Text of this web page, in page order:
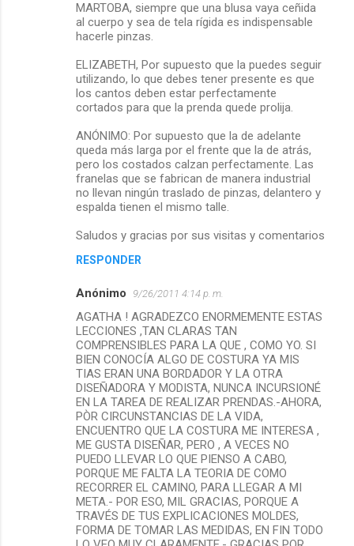
MARTOBA, siempre que una blusa vaya ceñida
al cuerpo y sea de tela rígida es indispensable
hacerle pinzas.
ELIZABETH, Por supuesto que la puedes seguir
utilizando, lo que debes tener presente es que
los cantos deben estar perfectamente
cortados para que la prenda quede prolija.
ANÓNIMO: Por supuesto que la de adelante
queda más larga por el frente que la de atrás,
pero los costados calzan perfectamente. Las
franelas que se fabrican de manera industrial
no llevan ningún traslado de pinzas, delantero y
espalda tienen el mismo talle.
Saludos y gracias por sus visitas y comentarios
RESPONDER
Anónimo 9/26/2011 4:14 p. m.
AGATHA ! AGRADEZCO ENORMEMENTE ESTAS
LECCIONES ,TAN CLARAS TAN
COMPRENSIBLES PARA LA QUE , COMO YO. SI
BIEN CONOCÍA ALGO DE COSTURA YA MIS
TIAS ERAN UNA BORDADOR Y LA OTRA
DISEÑADORA Y MODISTA, NUNCA INCURSIONÉ
EN LA TAREA DE REALIZAR PRENDAS.-AHORA,
PÒR CIRCUNSTANCIAS DE LA VIDA,
ENCUENTRO QUE LA COSTURA ME INTERESA ,
ME GUSTA DISEÑAR, PERO , A VECES NO
PUEDO LLEVAR LO QUE PIENSO A CABO,
PORQUE ME FALTA LA TEORIA DE COMO
RECORRER EL CAMINO, PARA LLEGAR A MI
META.- POR ESO, MIL GRACIAS, PORQUE A
TRAVÉS DE TUS EXPLICACIONES MOLDES,
FORMA DE TOMAR LAS MEDIDAS, EN FIN TODO